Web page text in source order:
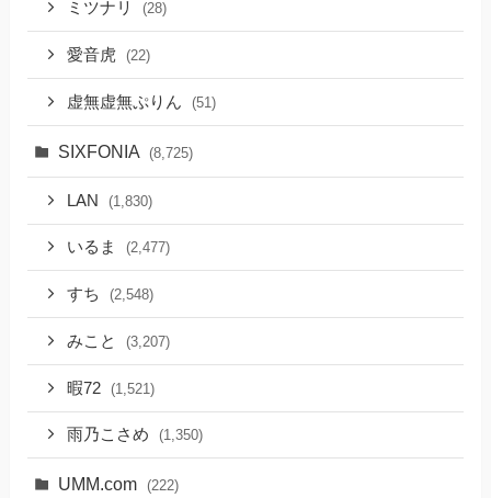
ミツナリ (28)
愛音虎 (22)
虚無虚無ぷりん (51)
SIXFONIA (8,725)
LAN (1,830)
いるま (2,477)
すち (2,548)
みこと (3,207)
暇72 (1,521)
雨乃こさめ (1,350)
UMM.com (222)